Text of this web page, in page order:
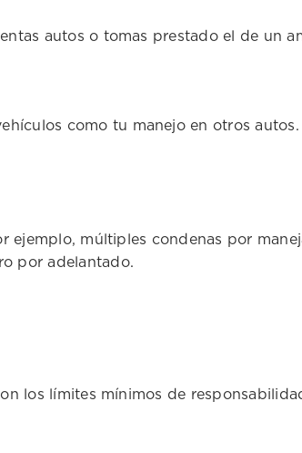
autos o tomas prestado el de un
como tu manejo en otros autos.
ejemplo, múltiples condenas por
por adelantado.
los límites mínimos de